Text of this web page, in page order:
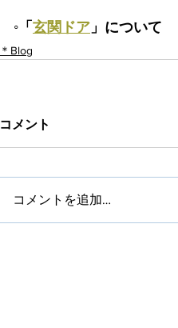
◦「 玄関ドア 」について
＊Blog
コメント
コメントを追加…